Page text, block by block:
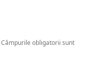
Câmpurile obligatorii sunt